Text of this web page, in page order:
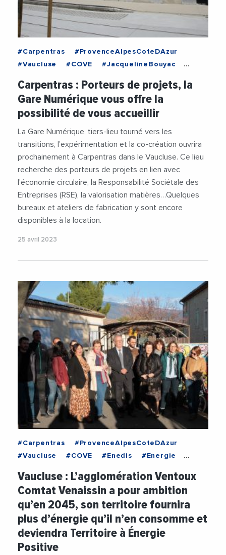
#Carpentras
#ProvenceAlpesCoteDAzur
#Vaucluse
#COVE
#JacquelineBouyac
#TransitionEnergetique
Carpentras : Porteurs de projets, la
Gare Numérique vous offre la
possibilité de vous accueillir
La Gare Numérique, tiers-lieu tourné vers les
transitions, l’expérimentation et la co-création ouvrira
prochainement à Carpentras dans le Vaucluse. Ce lieu
recherche des porteurs de projets en lien avec
l'économie circulaire, la Responsabilité Sociétale des
Entreprises (RSE), la valorisation matières…Quelques
bureaux et ateliers de fabrication y sont encore
disponibles à la location.
25 avril 2023
#Carpentras
#ProvenceAlpesCoteDAzur
#Vaucluse
#COVE #Enedis
#Energie
#TransitionEcologique
#TransitionEnergetique
Vaucluse : L’agglomération Ventoux
Comtat Venaissin a pour ambition
qu’en 2045, son territoire fournira
plus d’énergie qu’il n’en consomme et
deviendra Territoire à Énergie
Positive